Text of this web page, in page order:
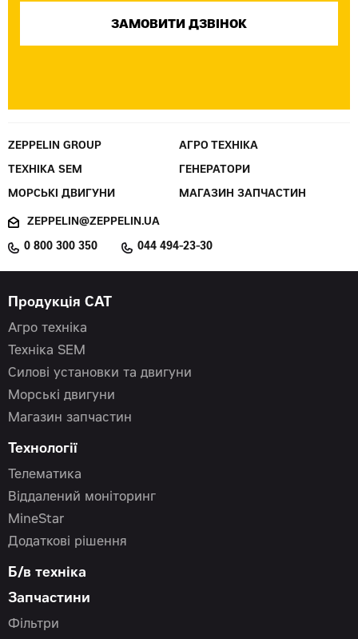
ZEPPELIN GROUP АГРО ТЕХНІКА
ТЕХНІКА SEM ГЕНЕРАТОРИ
МОРСЬКІ ДВИГУНИ МАГАЗИН ЗАПЧАСТИН
ZEPPELIN@ZEPPELIN.UA
0 800 300 350 044 494-23-30
Продукція CAT
Агро техніка
Техніка SEM
Силові установки та двигуни
Морські двигуни
Магазин запчастин
Технології
Телематика
Віддалений моніторинг
MineStar
Додаткові рішення
Б/в техніка
Запчастини
Фільтри